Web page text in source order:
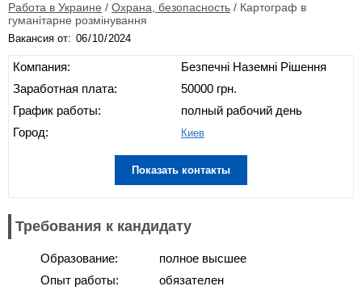
Работа в Украине / Охрана, безопасность / Картограф в
гуманітарне розмінування
Вакансия от:
Компания:
Заработная плата:
График работы:
Город:
Безпечні Наземні Рішення
50000 грн.
полный рабочий день
Киев
Показать контакты
Требования к кандидату
Образование:
Опыт работы:
полное высшее
обязателен